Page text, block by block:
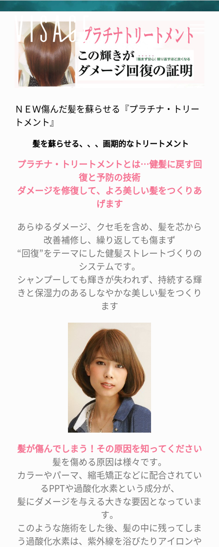
Skip
content
Larger
Image
ＮＥＷ傷んだ髪を蘇らせる『プラチナ・トリー
トメント』
髪を蘇らせる、、、画期的なトリートメント
プラチナ・トリートメントとは…健髪に戻す回
復と予防の技術
ダメージを修復して、よろ美しい髪をつくりあ
げます
あらゆるダメージ、クセ毛を含め、髪を芯から
改善補修し、繰り返しても傷まず
“回復”をテーマにした健髪ストレートづくりの
システムです。
シャンプーしても輝きが失われず、持続する輝
きと保湿力のあるしなやかな美しい髪をつくり
ます
髪が傷んでしまう！その原因を知ってください
髪を傷める原因は様々です。
カラーやパーマ、縮毛矯正などに配合されてい
るPPTや過酸化水素という成分が、
髪にダメージを与える大きな要因となっていま
す。
このような施術をした後、髪の中に残ってしま
う過酸化水素は、紫外線を浴びたりアイロンや